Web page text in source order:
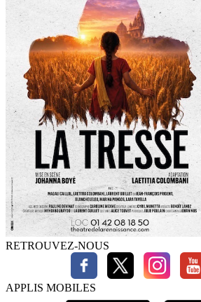
RETROUVEZ-NOUS
APPLIS MOBILES